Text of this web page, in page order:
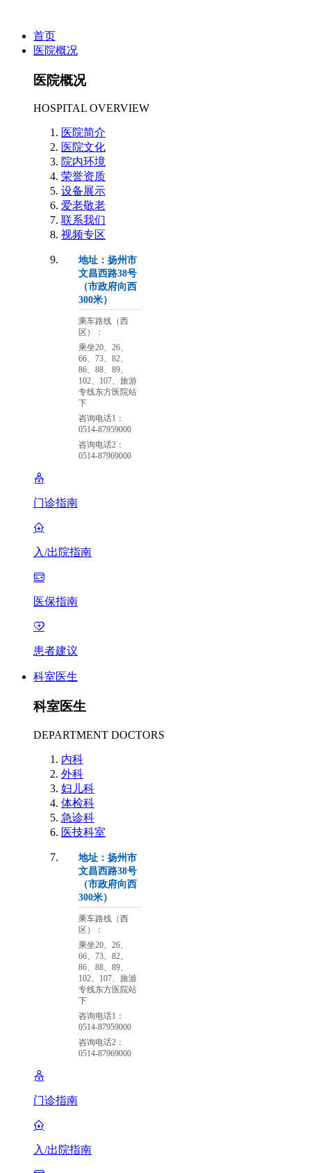
首页
医院概况
医院概况
HOSPITAL OVERVIEW
医院简介
医院文化
院内环境
荣誉资质
设备展示
爱老敬老
联系我们
视频专区
地址：扬州市
文昌西路38号
（市政府向西
300米）
乘车路线（西
区）：
乘坐20、26、
66、73、82、
86、88、89、
102、107、旅游
专线东方医院站
下
咨询电话1：
0514-87959000
咨询电话2：
0514-87969000
门诊指南
入/出院指南
医保指南
患者建议
科室医生
科室医生
DEPARTMENT DOCTORS
内科
外科
妇儿科
体检科
急诊科
医技科室
地址：扬州市
文昌西路38号
（市政府向西
300米）
乘车路线（西
区）：
乘坐20、26、
66、73、82、
86、88、89、
102、107、旅游
专线东方医院站
下
咨询电话1：
0514-87959000
咨询电话2：
0514-87969000
门诊指南
入/出院指南